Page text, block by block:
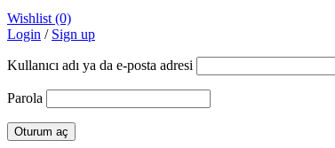
Wishlist (0)
Login / Sign up
Kullanıcı adı ya da e-posta adresi
Parola